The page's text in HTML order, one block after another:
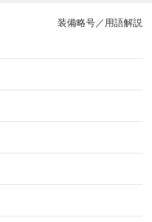
装備略号／用語解説